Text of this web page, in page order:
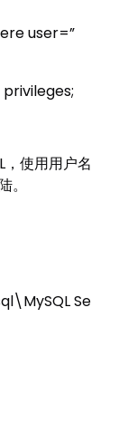
user=”
使用用户名
Se